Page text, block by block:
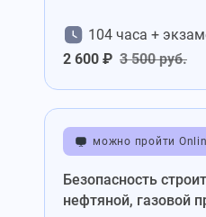
104 часа +
2 600 ₽ 3 500 руб.
можно пройти
Безопасность
нефтяной, газовой